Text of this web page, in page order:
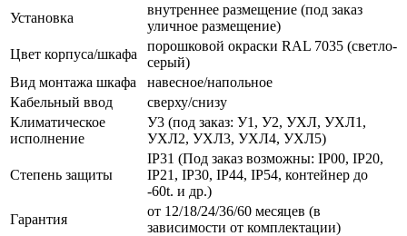
Установка
внутреннее размещение (под заказ
уличное размещение)
Цвет корпуса/шкафа
порошковой окраски RAL 7035 (светло-
серый)
Вид монтажа шкафа
навесное/напольное
Кабельный ввод
сверху/снизу
Климатическое
исполнение
У3 (под заказ: У1, У2, УХЛ, УХЛ1,
УХЛ2, УХЛ3, УХЛ4, УХЛ5)
Степень защиты
IP31 (Под заказ возможны: IP00, IP20,
IP21, IP30, IP44, IP54, контейнер до
-60t. и др.)
Гарантия
от 12/18/24/36/60 месяцев (в
зависимости от комплектации)